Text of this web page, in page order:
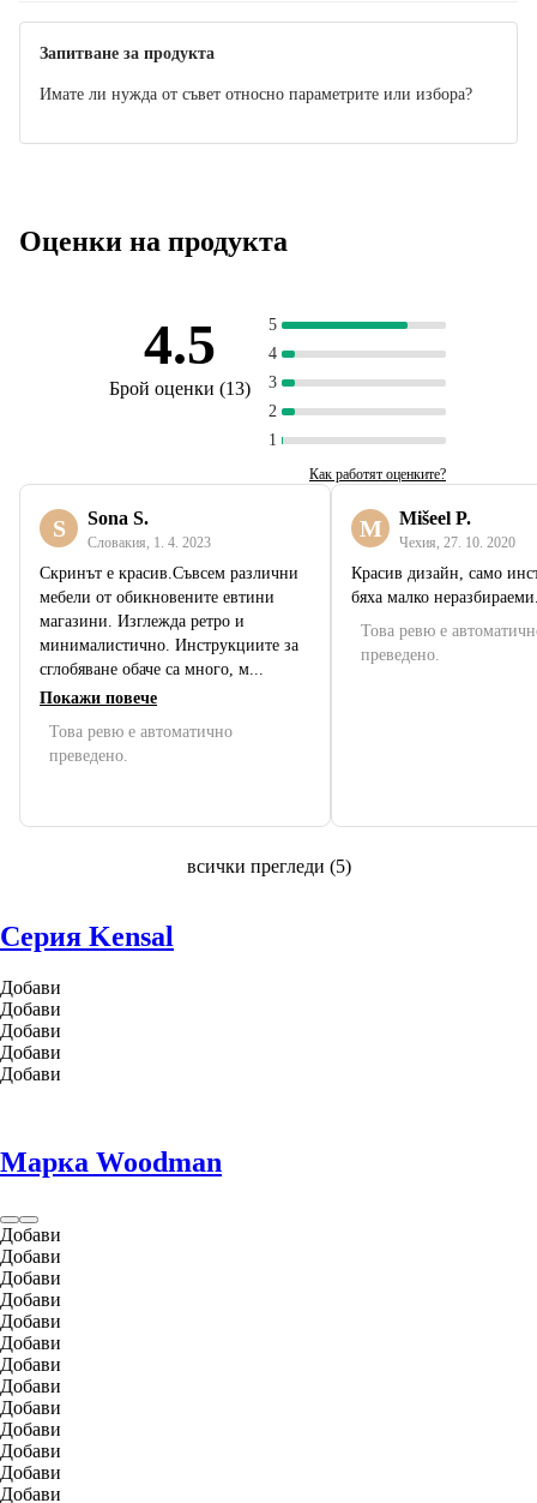
Запитване за продукта
Имате ли нужда от съвет относно параметрите или избора?
Оценки на продукта
4.5
Брой оценки (13)
5
4
3
2
1
Как работят оценките?
S Sona S.
Словакия 1. 4. 2023
Скринът е красив.Съвсем различни
мебели от обикновените евтини
магазини. Изглежда ретро и
минималистично. Инструкциите за
сглобяване обаче са много, м...
Покажи повече
Това ревю е автоматично
преведено.
M Mišeel P.
Чехия 27. 10. 2020
Красив дизайн, само
бяха малко
Това ревю е
преведено.
всички прегледи (5)
Серия Kensal
Добави
Добави
Добави
Добави
Добави
Марка Woodman
Добави
Добави
Добави
Добави
Добави
Добави
Добави
Добави
Добави
Добави
Добави
Добави
Добави